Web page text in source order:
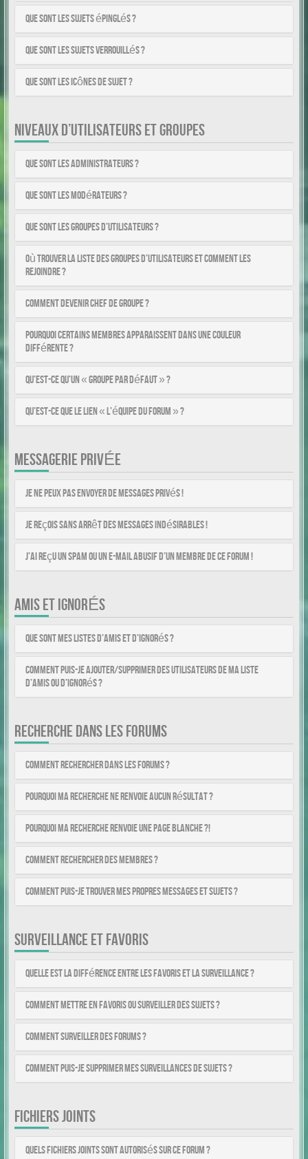
Que sont les sujets épinglés ?
Que sont les sujets verrouillés ?
Que sont les icônes de sujet ?
NIVEAUX D’UTILISATEURS ET GROUPES
Que sont les administrateurs ?
Que sont les modérateurs ?
Que sont les groupes d’utilisateurs ?
Où trouver la liste des groupes d’utilisateurs et comment les
rejoindre ?
Comment devenir chef de groupe ?
Pourquoi certains membres apparaissent dans une couleur
différente ?
Qu’est-ce qu’un « Groupe par défaut » ?
Qu’est-ce que le lien « L’équipe du forum » ?
MESSAGERIE PRIVÉE
Je ne peux pas envoyer de messages privés !
Je reçois sans arrêt des messages indésirables !
J’ai reçu un spam ou un e-mail abusif d’un membre de ce forum !
AMIS ET IGNORÉS
Que sont mes listes d’amis et d’ignorés ?
Comment puis-je ajouter/supprimer des utilisateurs de ma liste
d’amis ou d’ignorés ?
RECHERCHE DANS LES FORUMS
Comment rechercher dans les forums ?
Pourquoi ma recherche ne renvoie aucun résultat ?
Pourquoi ma recherche renvoie une page blanche ?!
Comment rechercher des membres ?
Comment puis-je trouver mes propres messages et sujets ?
SURVEILLANCE ET FAVORIS
Quelle est la différence entre les favoris et la surveillance ?
Comment mettre en favoris ou surveiller des sujets ?
Comment surveiller des forums ?
Comment puis-je supprimer mes surveillances de sujets ?
FICHIERS JOINTS
Quels fichiers joints sont autorisés sur ce forum ?